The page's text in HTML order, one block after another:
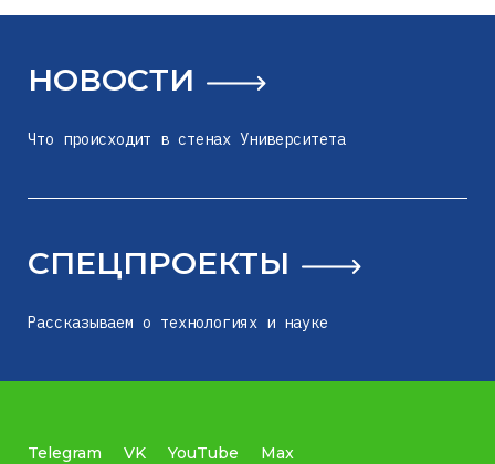
НОВОСТИ
Что происходит в стенах Университета
СПЕЦПРОЕКТЫ
Рассказываем о технологиях и науке
Telegram VK YouTube Max